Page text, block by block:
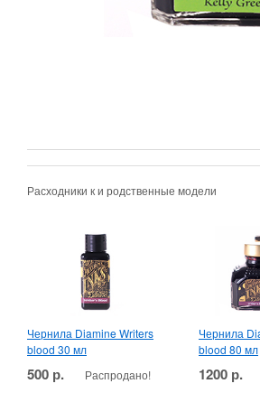
Расходники к и родственные модели
Чернила Diamine Writers
blood 30 мл
500 р. Распродано!
Чернила
blood 80 мл
1200 р.